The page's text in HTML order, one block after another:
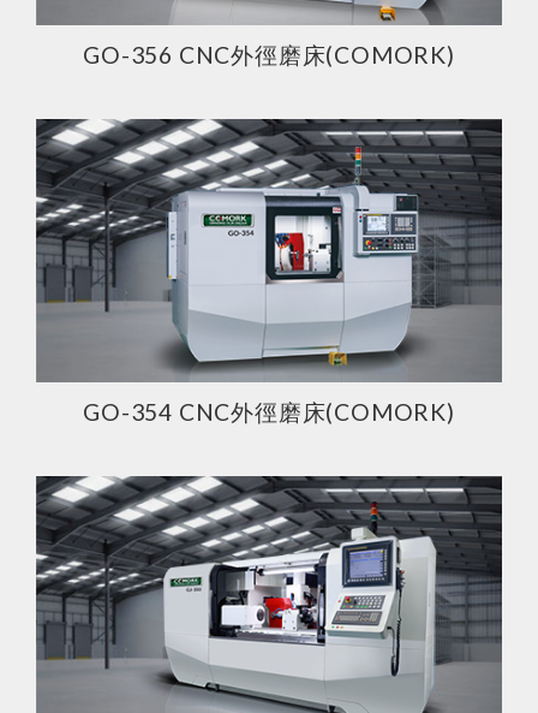
關於我們
首頁 關於我們 設備一覽
GO-356 CNC外徑磨床(COMORK)
GO-354 CNC外徑磨床(COMORK)